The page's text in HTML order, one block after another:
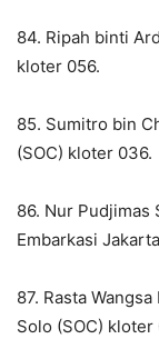
84. Ripah binti
kloter 056.
85. Sumitro bin
(SOC) kloter 036.
86. Nur Pudjimas
Embarkasi
87. Rasta
Solo (SOC) kloter